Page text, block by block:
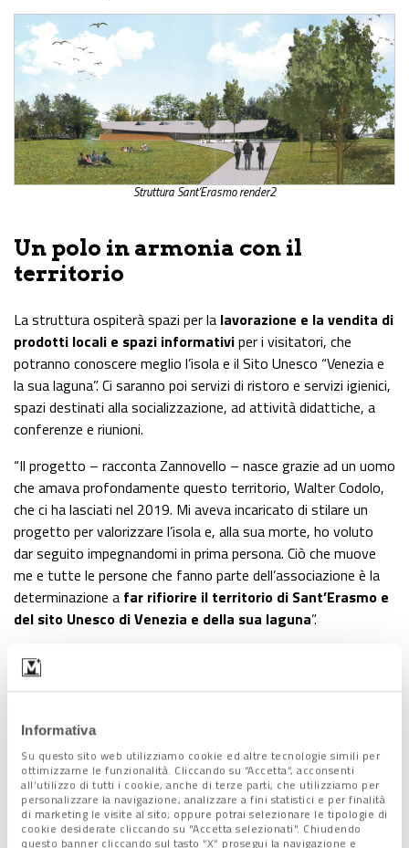
Informativa
Su questo sito web utilizziamo cookie ed altre tecnologie simili per
ottimizzarne le funzionalità. Cliccando su “Accetta”, acconsenti
all’utilizzo di tutti i cookie, anche di terze parti, che utilizziamo per
personalizzare la navigazione, analizzare a fini statistici e per finalità
di marketing le visite al sito; oppure potrai selezionare le tipologie di
cookie desiderate cliccando su "Accetta selezionati". Chiudendo
questo banner cliccando sul tasto “X” prosegui la navigazione e
Struttura Sant’Erasmo render2
Un polo in armonia con il
territorio
La struttura ospiterà spazi per la lavorazione e la vendita di
prodotti locali e spazi informativiper i visitatori, che
potranno conoscere meglio l’isola e il Sito Unesco “Venezia e
la sua laguna”. Ci saranno poi servizi di ristoro e servizi igienici,
spazi destinati alla socializzazione, ad attività didattiche, a
conferenze e riunioni.
“Il progetto – racconta Zannovello – nasce grazie ad un uomo
che amava profondamente questo territorio, Walter Codolo,
che ci ha lasciati nel 2019. Mi aveva incaricato di stilare un
progetto per valorizzare l’isola e, alla sua morte, ho voluto
dar seguito impegnandomi in prima persona. Ciò che muove
me e tutte le persone che fanno parte dell’associazione è la
determinazione a far rifiorire il territorio di Sant’Erasmo e
del sito Unesco di Venezia e della sua laguna”.